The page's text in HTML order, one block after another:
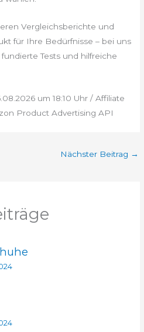
Vergleichsberichte und
für Ihre Bedürfnisse – bei uns
Tests und hilfreiche
um 18:10 Uhr / Affiliate
Product Advertising API
Nächster Beitrag →